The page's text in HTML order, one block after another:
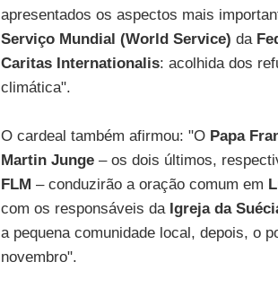
apresentados os aspectos mais
Serviço Mundial (World Service) da
Caritas Internationalis: acolhida dos
climática".
O cardeal também afirmou: "O Papa
Martin Junge– os dois últimos,
FLM – conduzirão a oração comum em
com os responsáveis da Igreja da
a pequena comunidade local, depois, o
novembro".